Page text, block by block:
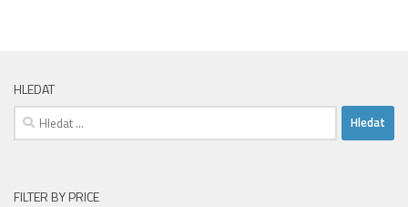
HLEDAT
Vyhledávání
FILTER BY PRICE